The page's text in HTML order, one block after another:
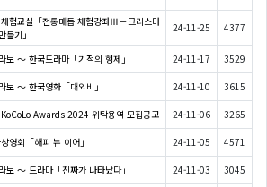
험교실「전통매듭 체험강좌Ⅲ－크리스마
들기」
24-11-25 4377
보 ～ 한국드라마「기적의 형제」 24-11-17 3529
보 ～ 한국영화「대외비」 24-11-10 3615
Awards 2024 위탁용역 모집공고 24-11-06 3265
영회「해피 뉴 이어」 24-11-05 4571
보 ～ 드라마「진짜가 나타났다」 24-11-03 3045